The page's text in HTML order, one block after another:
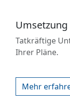
Umsetzung
Tatkräftige
Ihrer Pläne.
Mehr